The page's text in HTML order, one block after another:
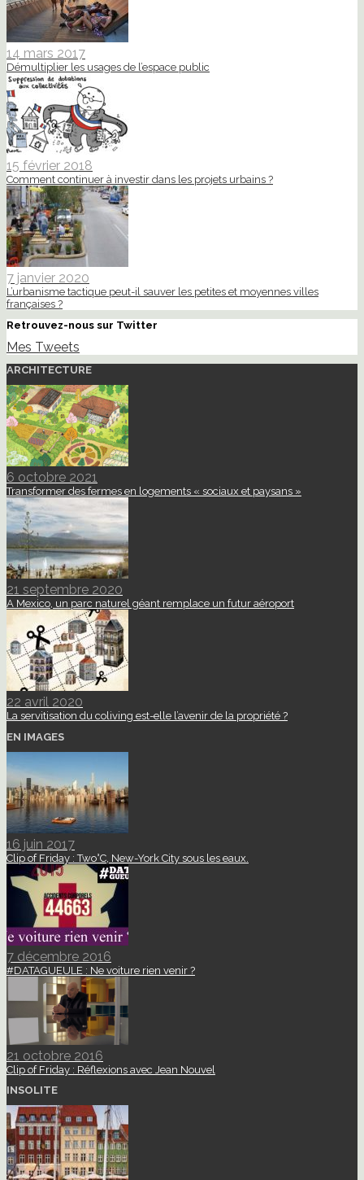
14 mars 2017
Démultiplier les usages de l’espace public
15 février 2018
Comment continuer à investir dans les projets urbains ?
7 janvier 2020
L’urbanisme tactique peut-il sauver les petites et moyennes villes
françaises ?
Retrouvez-nous sur Twitter
Mes Tweets
ARCHITECTURE
6 octobre 2021
Transformer des fermes en logements « sociaux et paysans »
21 septembre 2020
A Mexico, un parc naturel géant remplace un futur aéroport
22 avril 2020
La servitisation du coliving est-elle l’avenir de la propriété ?
EN IMAGES
16 juin 2017
Clip of Friday : Two°C, New-York City sous les eaux.
7 décembre 2016
#DATAGUEULE : Ne voiture rien venir ?
21 octobre 2016
Clip of Friday : Réflexions avec Jean Nouvel
INSOLITE